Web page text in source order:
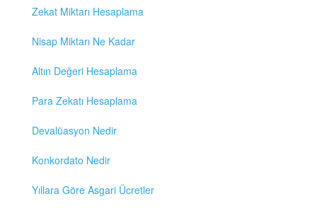
Zekat Miktarı Hesaplama
Nisap Miktarı Ne Kadar
Altın Değeri Hesaplama
Para Zekatı Hesaplama
Devalüasyon Nedir
Konkordato Nedir
Yıllara Göre Asgari Ücretler